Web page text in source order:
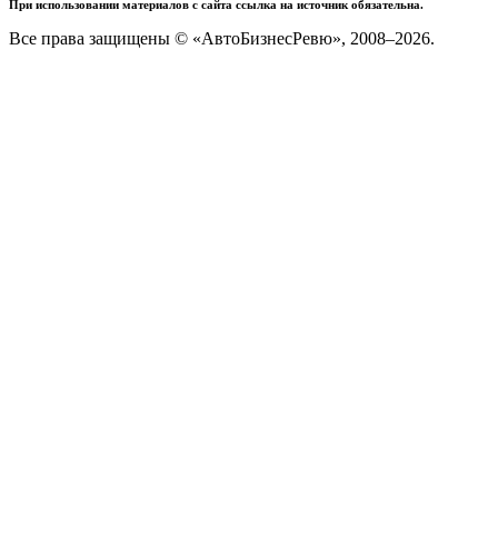
При использовании материалов с сайта ссылка на источник обязательна.
Все права защищены © «АвтоБизнесРевю», 2008–2026.